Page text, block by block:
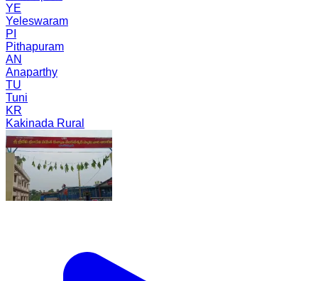
YE
Yeleswaram
PI
Pithapuram
AN
Anaparthy
TU
Tuni
KR
Kakinada Rural